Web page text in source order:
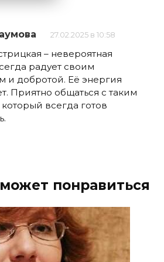
27.02.2025 в 10:58
– невероятная
радует своим
и добротой. Её энергия
Приятно общаться с таким
всегда готов
понравиться